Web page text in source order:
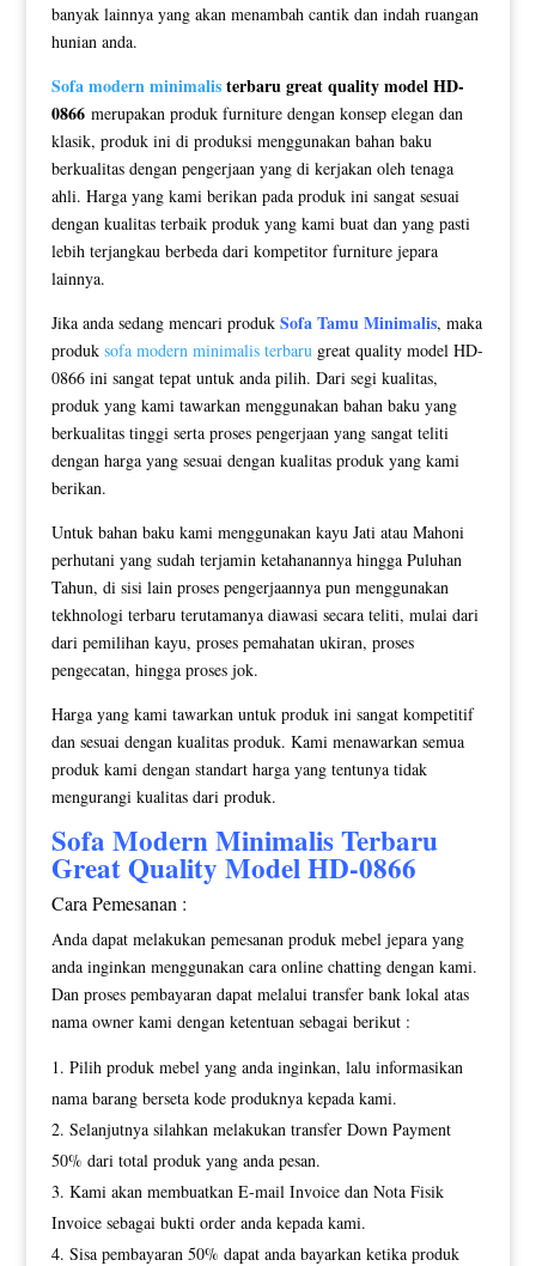
banyak lainnya yang akan menambah cantik dan indah ruangan
hunian anda.
Sofa modern minimalisterbaru great quality model HD-
0866merupakan produk furniture dengan konsep elegan dan
klasik, produk ini di produksi menggunakan bahan baku
berkualitas dengan pengerjaan yang di kerjakan oleh tenaga
ahli. Harga yang kami berikan pada produk ini sangat sesuai
dengan kualitas terbaik produk yang kami buat dan yang pasti
lebih terjangkau berbeda dari kompetitor furniture jepara
lainnya.
Jika anda sedang mencari produk Sofa Tamu Minimalis, maka
produk sofa modern minimalis terbaru great quality model HD-
0866 ini sangat tepat untuk anda pilih. Dari segi kualitas,
produk yang kami tawarkan menggunakan bahan baku yang
berkualitas tinggi serta proses pengerjaan yang sangat teliti
dengan harga yang sesuai dengan kualitas produk yang kami
berikan.
Untuk bahan baku kami menggunakan kayu Jati atau Mahoni
perhutani yang sudah terjamin ketahanannya hingga Puluhan
Tahun, di sisi lain proses pengerjaannya pun menggunakan
tekhnologi terbaru terutamanya diawasi secara teliti, mulai dari
dari pemilihan kayu, proses pemahatan ukiran, proses
pengecatan, hingga proses jok.
Harga yang kami tawarkan untuk produk ini sangat kompetitif
dan sesuai dengan kualitas produk. Kami menawarkan semua
produk kami dengan standart harga yang tentunya tidak
mengurangi kualitas dari produk.
Sofa ModernMinimalis Terbaru
Great Quality Model HD-0866
Cara Pemesanan :
Anda dapat melakukan pemesanan produk mebel jepara yang
anda inginkan menggunakan cara online chatting dengan kami.
Dan proses pembayaran dapat melalui transfer bank lokal atas
nama owner kami dengan ketentuan sebagai berikut :
Pilih produk mebel yang anda inginkan, lalu informasikan
nama barang berseta kode produknya kepada kami.
Selanjutnya silahkan melakukan transfer Down Payment
50% dari total produk yang anda pesan.
Kami akan membuatkan E-mail Invoice dan Nota Fisik
Invoice sebagai bukti order anda kepada kami.
Sisa pembayaran 50% dapat anda bayarkan ketika produk